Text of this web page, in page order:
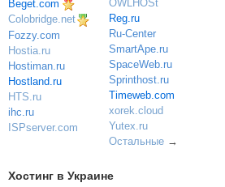
Beget.com
Colobridge.net
Fozzy.com
Hostia.ru
Hostiman.ru
Hostland.ru
HTS.ru
ihc.ru
ISPserver.com
OWLHOSt
Reg.ru
Ru-Center
SmartApe.ru
SpaceWeb.ru
Sprinthost.ru
Timeweb.com
xorek.cloud
Yutex.ru
Остальные→
Хостинг в Украине